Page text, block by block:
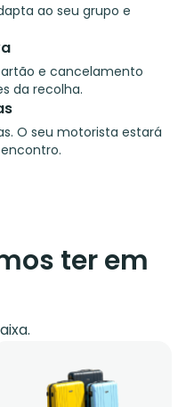
ao seu grupo e
e cancelamento
da recolha.
O seu motorista estará
ter em